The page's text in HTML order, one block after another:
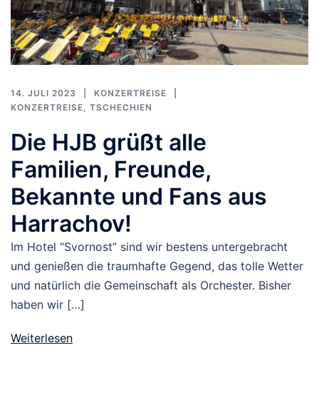
14. JULI 2023
KONZERTREISE
KONZERTREISE, TSCHECHIEN
Die HJB grüßt alle
Familien, Freunde,
Bekannte und Fans aus
Harrachov!
Im Hotel “Svornost” sind wir bestens untergebracht
und genießen die traumhafte Gegend, das tolle Wetter
und natürlich die Gemeinschaft als Orchester. Bisher
haben wir […]
Weiterlesen